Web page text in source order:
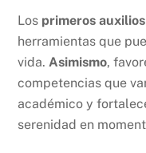
Los primeros
herramientas que
vida.Asimismo,
competencias que
académico y
serenidad en